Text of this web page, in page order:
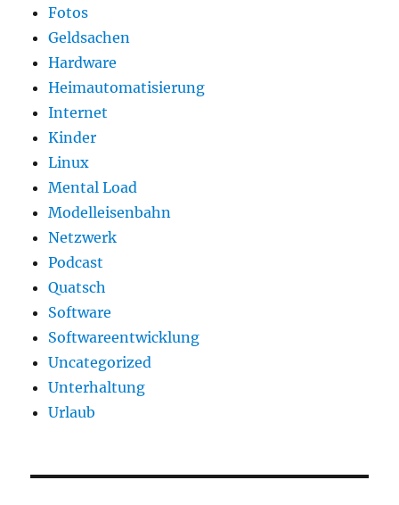
Fotos
Geldsachen
Hardware
Heimautomatisierung
Internet
Kinder
Linux
Mental Load
Modelleisenbahn
Netzwerk
Podcast
Quatsch
Software
Softwareentwicklung
Uncategorized
Unterhaltung
Urlaub